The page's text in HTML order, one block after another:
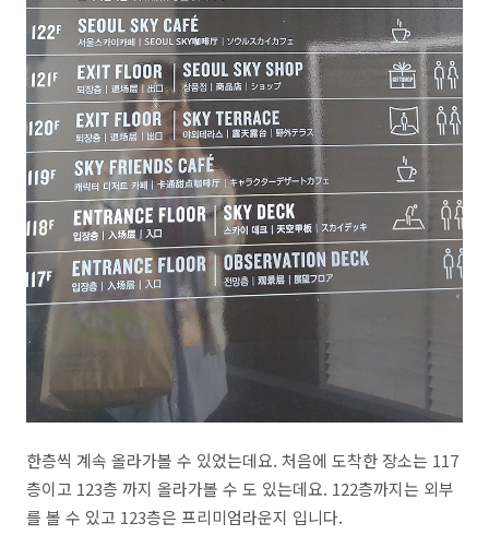
한층씩 계속 올라가볼 수 있었는데요. 처음에 도착한 장소는 117
층이고 123층 까지 올라가볼 수 도 있는데요. 122층까지는 외부
를 볼 수 있고 123층은 프리미엄라운지 입니다.